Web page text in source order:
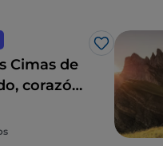
Me gusta
Cimas de
corazón